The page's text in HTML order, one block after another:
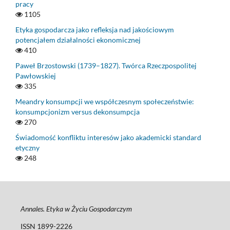
pracy
1105
Etyka gospodarcza jako refleksja nad jakościowym
potencjałem działalności ekonomicznej
410
Paweł Brzostowski (1739–1827). Twórca Rzeczpospolitej
Pawłowskiej
335
Meandry konsumpcji we współczesnym społeczeństwie:
konsumpcjonizm versus dekonsumpcja
270
Świadomość konfliktu interesów jako akademicki standard
etyczny
248
Annales. Etyka w Życiu Gospodarczym
ISSN 1899-2226